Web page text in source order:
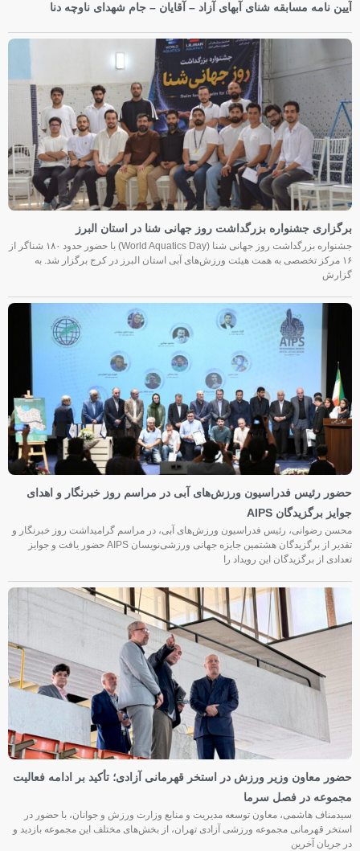
آیین نامه مسابقه شنای آبهای آزاد – آقایان – جام شهدای ناوچه دنا
برگزاری جشنواره بزرگداشت روز جهانی شنا در استان البرز
جشنواره بزرگداشت روز جهانی شنا (World Aquatics Day) با حضور حدود ۱۸۰ شناگر از
۱۶ مرکز تخصصی به همت هیئت ورزش‌های آبی استان البرز در کرج برگزار شد. به
گزارش
حضور رئیس فدراسیون ورزش‌های آبی در مراسم روز خبرنگار و اهدای
جوایز برگزیدگان AIPS
محسن رضوانی، رئیس فدراسیون ورزش‌های آبی، در مراسم گرامیداشت روز خبرنگار و
تقدیر از برگزیدگان هشتمین جایزه جهانی ورزشی‌نویسان AIPS حضور یافت و جوایز
تعدادی از برگزیدگان این رویداد را
حضور معاون وزیر ورزش در استخر قهرمانی آزادی؛ تأکید بر ادامه فعالیت
مجموعه در فصل سرما
سیدمناف هاشمی، معاون توسعه مدیریت و منابع وزارت ورزش و جوانان، با حضور در
استخر قهرمانی مجموعه ورزشی آزادی تهران، از بخش‌های مختلف این مجموعه بازدید و
در جریان آخرین